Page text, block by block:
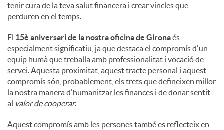
tenir cura de la teva salut financera i crear vincles que
perduren en el temps.
El 15è aniversari de la nostra oficina de Gironaés
especialment significatiu, ja que destaca el compromís d'un
equip humà que treballa amb professionalitat i vocació de
servei. Aquesta proximitat, aquest tracte personal i aquest
compromís són, probablement, els trets que defineixen millor
la nostra manera d'humanitzar les finances i de donar sentit
al valor de cooperar.
Aquest compromís amb les persones també es reflecteix en